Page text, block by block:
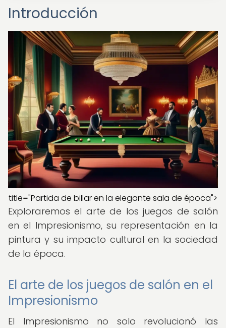
Introducción
title="Partida de billar en la elegante sala de época">
Exploraremos el arte de los juegos de salón
en el Impresionismo, su representación en la
pintura y su impacto cultural en la sociedad
de la época.
El arte de los juegos de salón en el
Impresionismo
El Impresionismo no solo revolucionó las